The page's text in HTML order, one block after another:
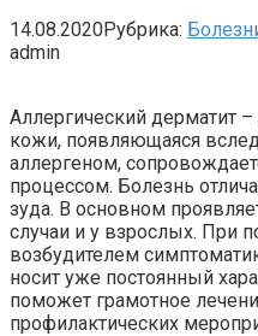
14.08.2020Рубрика:
admin
Аллергический дерматит –
кожи, появляющаяся
аллергеном,
процессом. Болезнь
зуда. В основном
случаи и у взрослых. При
возбудителем
носит уже постоянный
поможет грамотное
профилактических